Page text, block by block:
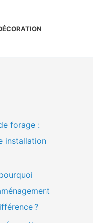
forage :
installation
?